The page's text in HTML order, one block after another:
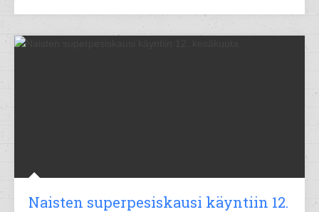
Naisten superpesiskausi käyntiin 12.